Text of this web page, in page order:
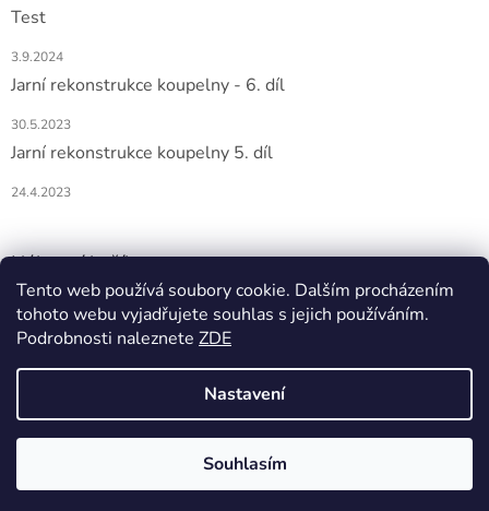
Tento web používá soubory cookie. Dalším procházením
tohoto webu vyjadřujete souhlas s jejich používáním.
Podrobnosti naleznete ZDE
Nastavení
Souhlasím
Test
3.9.2024
Jarní rekonstrukce koupelny - 6. díl
30.5.2023
Jarní rekonstrukce koupelny 5. díl
24.4.2023
Nákupní košík
0KS /0 KČ
Vytvořil Shoptet
DOMIO. Všechna práva vyhrazena.